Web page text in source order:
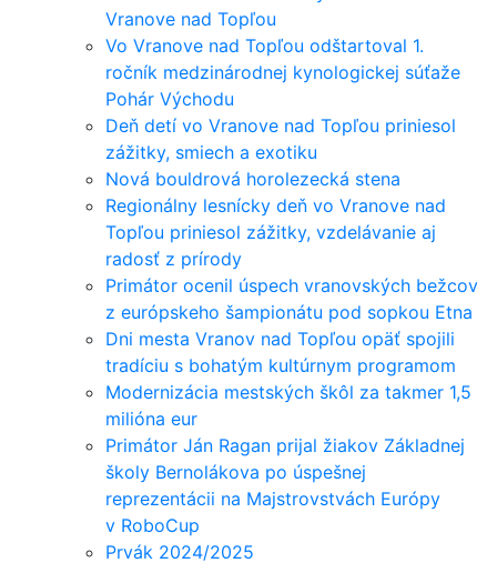
Vranove nad Topľou
Vo Vranove nad Topľou odštartoval 1.
ročník medzinárodnej kynologickej súťaže
Pohár Východu
Deň detí vo Vranove nad Topľou priniesol
zážitky, smiech a exotiku
Nová bouldrová horolezecká stena
Regionálny lesnícky deň vo Vranove nad
Topľou priniesol zážitky, vzdelávanie aj
radosť z prírody
Primátor ocenil úspech vranovských bežcov
z európskeho šampionátu pod sopkou Etna
Dni mesta Vranov nad Topľou opäť spojili
tradíciu s bohatým kultúrnym programom
Modernizácia mestských škôl za takmer 1,5
milióna eur
Primátor Ján Ragan prijal žiakov Základnej
školy Bernolákova po úspešnej
reprezentácii na Majstrovstvách Európy
v RoboCup
Prvák 2024/2025